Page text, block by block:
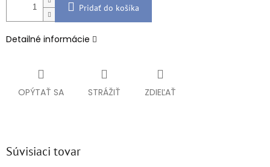
Pridať do košíka
Detailné informácie
OPÝTAŤ SA STRÁŽIŤ ZDIEĽAŤ
Súvisiaci tovar